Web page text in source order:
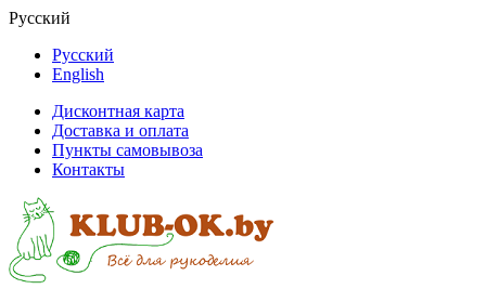
Русский
Русский
English
Дисконтная карта
Доставка и оплата
Пункты самовывоза
Контакты